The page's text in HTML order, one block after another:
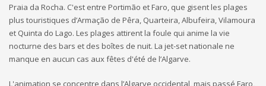
Praia da Rocha. C'est entre Portimão et Faro, que gisent les plages
plus touristiques d’Armação de Pêra, Quarteira, Albufeira, Vilamoura
et Quinta do Lago. Les plages attirent la foule qui anime la vie
nocturne des bars et des boîtes de nuit. La jet-set nationale ne
manque en aucun cas aux fêtes d'été de l’Algarve.
L'animation se concentre dans l’Algarve occidental, mais passé Faro,